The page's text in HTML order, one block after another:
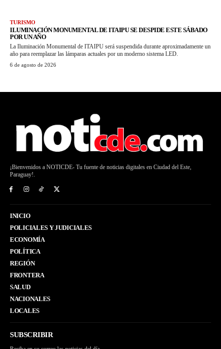
TURISMO
ILUMINACIÓN MONUMENTAL DE ITAIPU SE DESPIDE ESTE SÁBADO
POR UN AÑO
La Iluminación Monumental de ITAIPU será suspendida durante aproximadamente un
año para reemplazar las lámparas actuales por un moderno sistema LED.
6 de agosto de 2026
¡Bienvenidos a NOTICDE- Tu fuente de noticias digitales en Ciudad del Este,
Paraguay!.
INICIO
POLICIALES Y JUDICIALES
ECONOMÍA
POLÍTICA
REGIÓN
FRONTERA
SALUD
NACIONALES
LOCALES
SUBSCRIBIR